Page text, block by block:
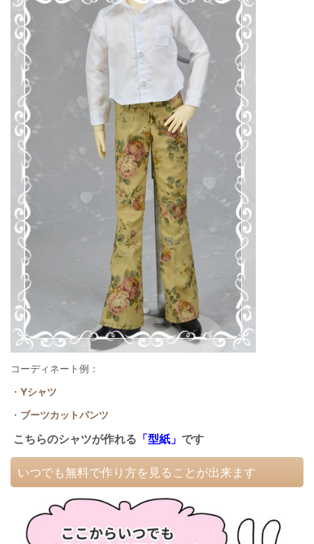
コーディネート例：
・ Yシャツ
・ ブーツカットパンツ
こちらのシャツが作れる 「型紙」 です
いつでも無料で作り方を見ることが出来ます